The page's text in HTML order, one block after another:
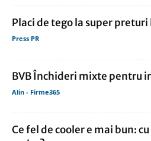
Placi de tego la super
Press PR
BVB Închideri mixte pentru
Alin - Firme365
Ce fel de cooler e mai bun: